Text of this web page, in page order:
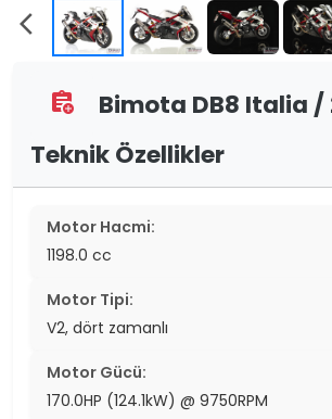
arrow_back_ios
assignment_add
Bimota DB8 Italia /
Teknik Özellikler
Motor Hacmi:
1198.0 cc
Motor Tipi:
V2, dört zamanlı
Motor Gücü:
170.0HP (124.1kW) @ 9750RPM